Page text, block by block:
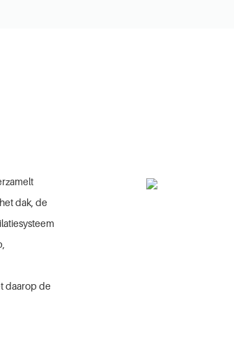
dak, de
daarop de